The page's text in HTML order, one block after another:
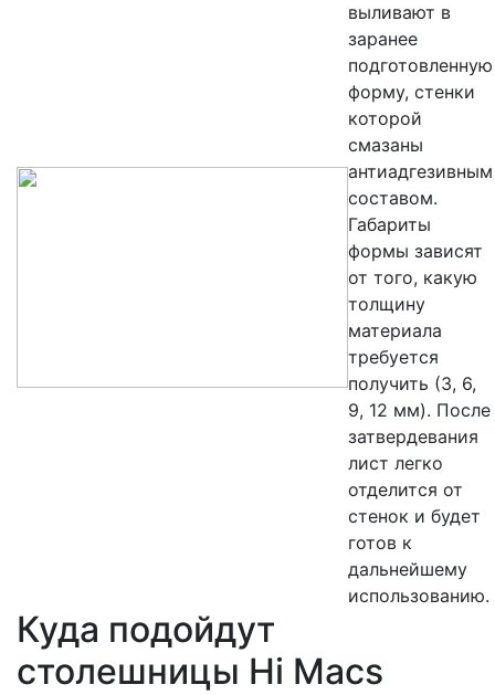
выливают в
заранее
подготовленную
форму, стенки
которой
смазаны
антиадгезивным
составом.
Габариты
формы зависят
от того, какую
толщину
материала
требуется
получить (3, 6,
9, 12 мм). После
затвердевания
лист легко
отделится от
стенок и будет
готов к
дальнейшему
использованию.
Куда подойдут
столешницы Hi Macs